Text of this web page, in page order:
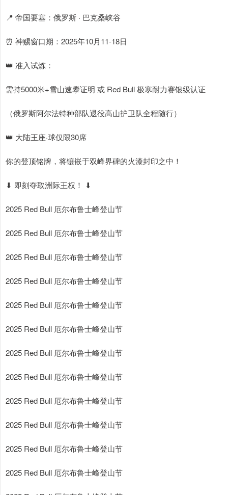
📍 帝国要塞：俄罗斯 · 巴克桑峡谷
⏰ 神赐窗口期：2025年10月11-18日
👑 准入试炼：
需持5000米+雪山速攀证明 或 Red Bull 极寒耐力赛银级认证
（俄罗斯阿尔法特种部队退役高山护卫队全程随行）
👑 大陆王座·球仅限30席
你的登顶铭牌，将镶嵌于双峰界碑的火漆封印之中！
⬇ 即刻夺取洲际王权！ ⬇
2025 Red Bull 厄尔布鲁士峰登山节
2025 Red Bull 厄尔布鲁士峰登山节
2025 Red Bull 厄尔布鲁士峰登山节
2025 Red Bull 厄尔布鲁士峰登山节
2025 Red Bull 厄尔布鲁士峰登山节
2025 Red Bull 厄尔布鲁士峰登山节
2025 Red Bull 厄尔布鲁士峰登山节
2025 Red Bull 厄尔布鲁士峰登山节
2025 Red Bull 厄尔布鲁士峰登山节
2025 Red Bull 厄尔布鲁士峰登山节
2025 Red Bull 厄尔布鲁士峰登山节
2025 Red Bull 厄尔布鲁士峰登山节